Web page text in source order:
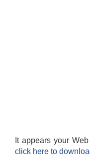
It appears your
click here to